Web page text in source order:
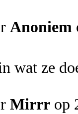
Anoniem
wat ze
Mirrr op